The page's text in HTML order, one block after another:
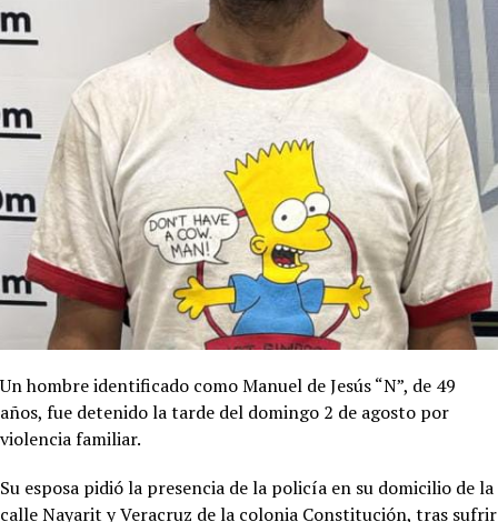
Un hombre identificado como Manuel de Jesús “N”, de 49
años, fue detenido la tarde del domingo 2 de agosto por
violencia familiar.
Su esposa pidió la presencia de la policía en su domicilio de la
calle Nayarit y Veracruz de la colonia Constitución, tras sufrir